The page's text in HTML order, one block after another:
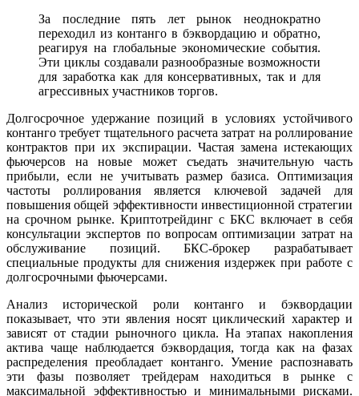
За последние пять лет рынок неоднократно
переходил из контанго в бэквордацию и обратно,
реагируя на глобальные экономические события.
Эти циклы создавали разнообразные возможности
для заработка как для консервативных, так и для
агрессивных участников торгов.
Долгосрочное удержание позиций в условиях устойчивого
контанго требует тщательного расчета затрат на роллирование
контрактов при их экспирации. Частая замена истекающих
фьючерсов на новые может съедать значительную часть
прибыли, если не учитывать размер базиса. Оптимизация
частоты роллирования является ключевой задачей для
повышения общей эффективности инвестиционной стратегии
на срочном рынке. Криптотрейдинг с БКС включает в себя
консультации экспертов по вопросам оптимизации затрат на
обслуживание позиций. БКС-брокер разрабатывает
специальные продукты для снижения издержек при работе с
долгосрочными фьючерсами.
Анализ исторической роли контанго и бэквордации
показывает, что эти явления носят циклический характер и
зависят от стадии рыночного цикла. На этапах накопления
актива чаще наблюдается бэквордация, тогда как на фазах
распределения преобладает контанго. Умение распознавать
эти фазы позволяет трейдерам находиться в рынке с
максимальной эффективностью и минимальными рисками.